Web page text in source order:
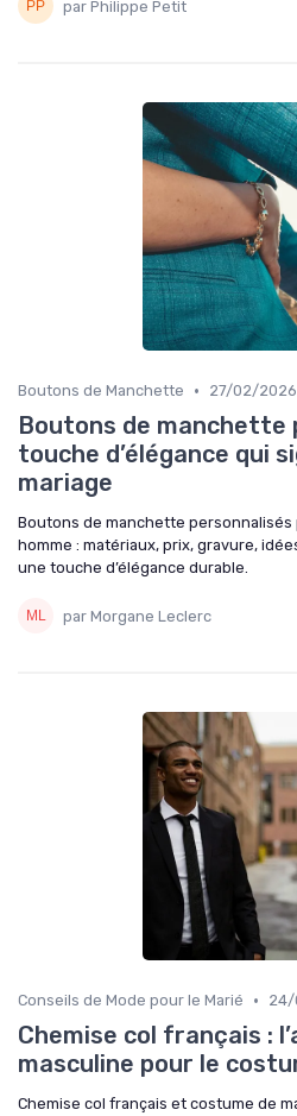
par Philippe Petit
Boutons de Manchette • 27/02/2026
Boutons de manchette
touche d’élégance qui
mariage
Boutons de manchette personnalisés
homme : matériaux, prix, gravure,
une touche d’élégance durable.
par Morgane Leclerc
Conseils de Mode pour le Marié •
Chemise col français :
masculine pour le
Chemise col français et costume de